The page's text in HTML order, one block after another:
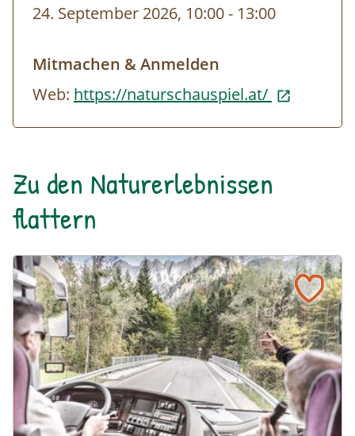
24. September 2026, 10:00- bis
13:00
Mitmachen & Anmelden
Web: https://naturschauspiel.at/
Zu den Naturerlebnissen
flattern